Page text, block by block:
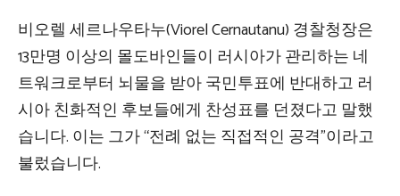
비오렐 세르나우타누(Viorel Cernautanu) 경찰청장은
13만명 이상의 몰도바인들이 러시아가 관리하는 네
트워크로부터 뇌물을 받아 국민투표에 반대하고 러
시아 친화적인 후보들에게 찬성표를 던졌다고 말했
습니다. 이는 그가 “전례 없는 직접적인 공격”이라고
불렀습니다.